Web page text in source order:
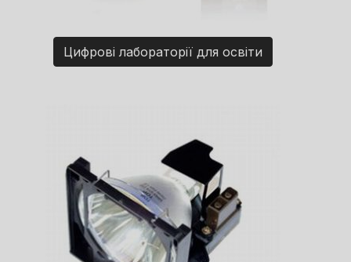
Цифрові лабораторії для освіти